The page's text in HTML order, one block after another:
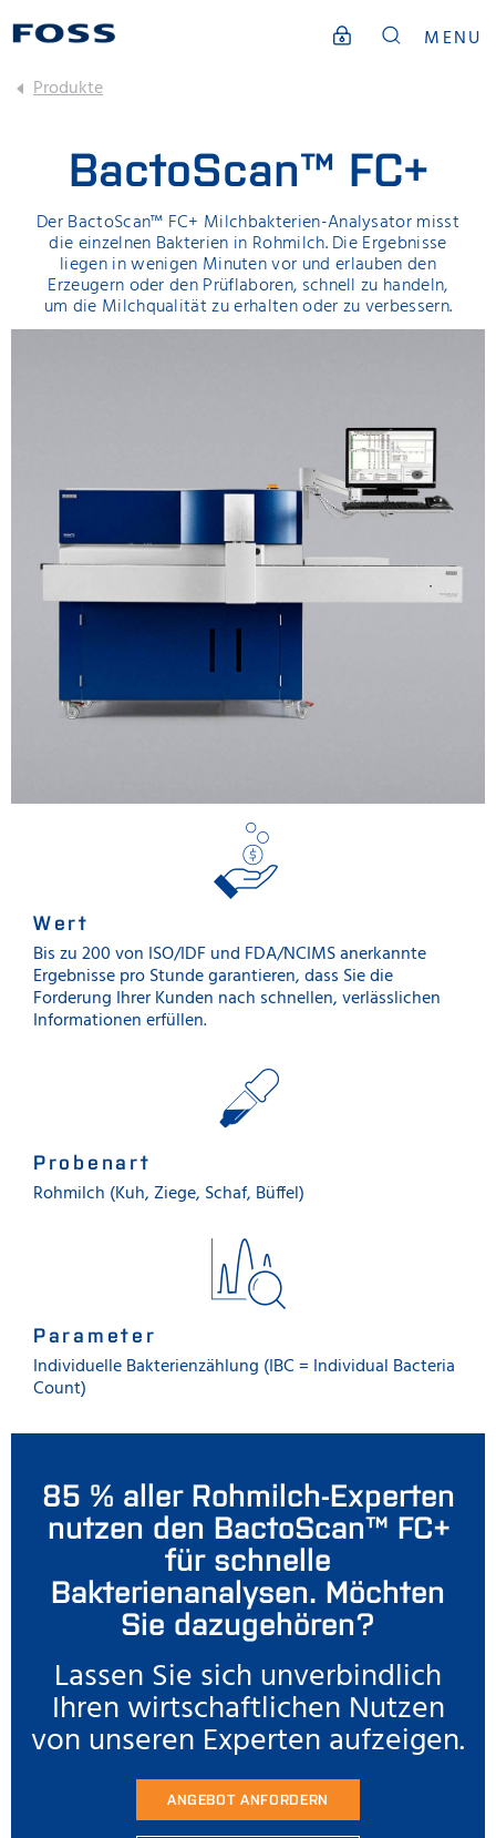
MENU
Produkte
BactoScan™ FC+
Der BactoScan™ FC+ Milchbakterien-Analysator misst
die einzelnen Bakterien in Rohmilch. Die Ergebnisse
liegen in wenigen Minuten vor und erlauben den
Erzeugern oder den Prüflaboren, schnell zu handeln,
um die Milchqualität zu erhalten oder zu verbessern.
Wert
Bis zu 200 von ISO/IDF und FDA/NCIMS anerkannte
Ergebnisse pro Stunde garantieren, dass Sie die
Forderung Ihrer Kunden nach schnellen, verlässlichen
Informationen erfüllen.
Probenart
Rohmilch (Kuh, Ziege, Schaf, Büffel)
Parameter
Individuelle Bakterienzählung (IBC = Individual Bacteria
Count)
85 % aller Rohmilch-Experten
nutzen den BactoScan™ FC+
für schnelle
Bakterienanalysen. Möchten
Sie dazugehören?
Lassen Sie sich unverbindlich
Ihren wirtschaftlichen Nutzen
von unseren Experten aufzeigen.
ANGEBOT ANFORDERN